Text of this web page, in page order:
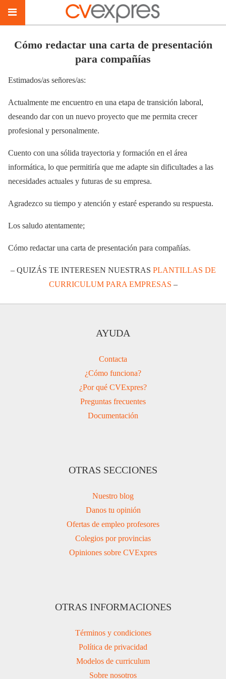
Cómo redactar una carta de presentación
para compañías
Estimados/as señores/as:
Actualmente me encuentro en una etapa de transición laboral,
deseando dar con un nuevo proyecto que me permita crecer
profesional y personalmente.
Cuento con una sólida trayectoria y formación en el área
informática, lo que permitiría que me adapte sin dificultades a las
necesidades actuales y futuras de su empresa.
Agradezco su tiempo y atención y estaré esperando su respuesta.
Los saludo atentamente;
Cómo redactar una carta de presentación para compañías.
– QUIZÁS TE INTERESEN NUESTRAS PLANTILLAS DE
CURRICULUM PARA EMPRESAS –
AYUDA
Contacta
¿Cómo funciona?
¿Por qué CVExpres?
Preguntas frecuentes
Documentación
OTRAS SECCIONES
Nuestro blog
Danos tu opinión
Ofertas de empleo profesores
Colegios por provincias
Opiniones sobre CVExpres
OTRAS INFORMACIONES
Términos y condiciones
Política de privacidad
Modelos de curriculum
Sobre nosotros